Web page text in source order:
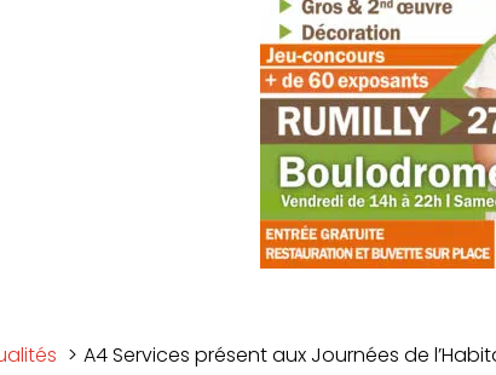
A4 Services présent aux Journées de